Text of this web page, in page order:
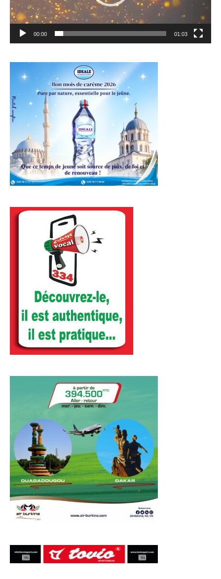
00:00 01:03